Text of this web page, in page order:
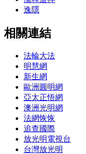
逸隱
相關連結
法輪大法
明慧網
新生網
歐洲圓明網
亞太正悟網
澳洲光明網
法網恢恢
追查國際
放光明電視台
台灣放光明